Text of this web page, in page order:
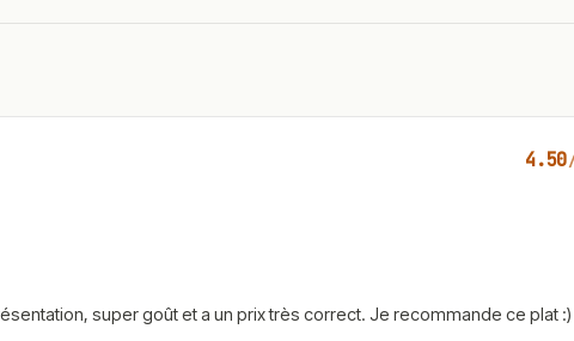
4.50
super goût et a un prix très correct. Je recommande ce plat :)